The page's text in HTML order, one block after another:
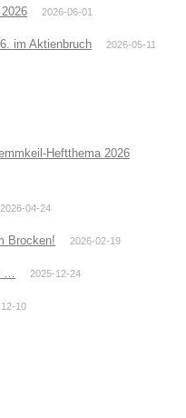
2026-06-01
im Aktienbruch 2026-05-11
Heftthema 2026
2026-04-24
Brocken! 2026-02-19
… 2025-12-24
10